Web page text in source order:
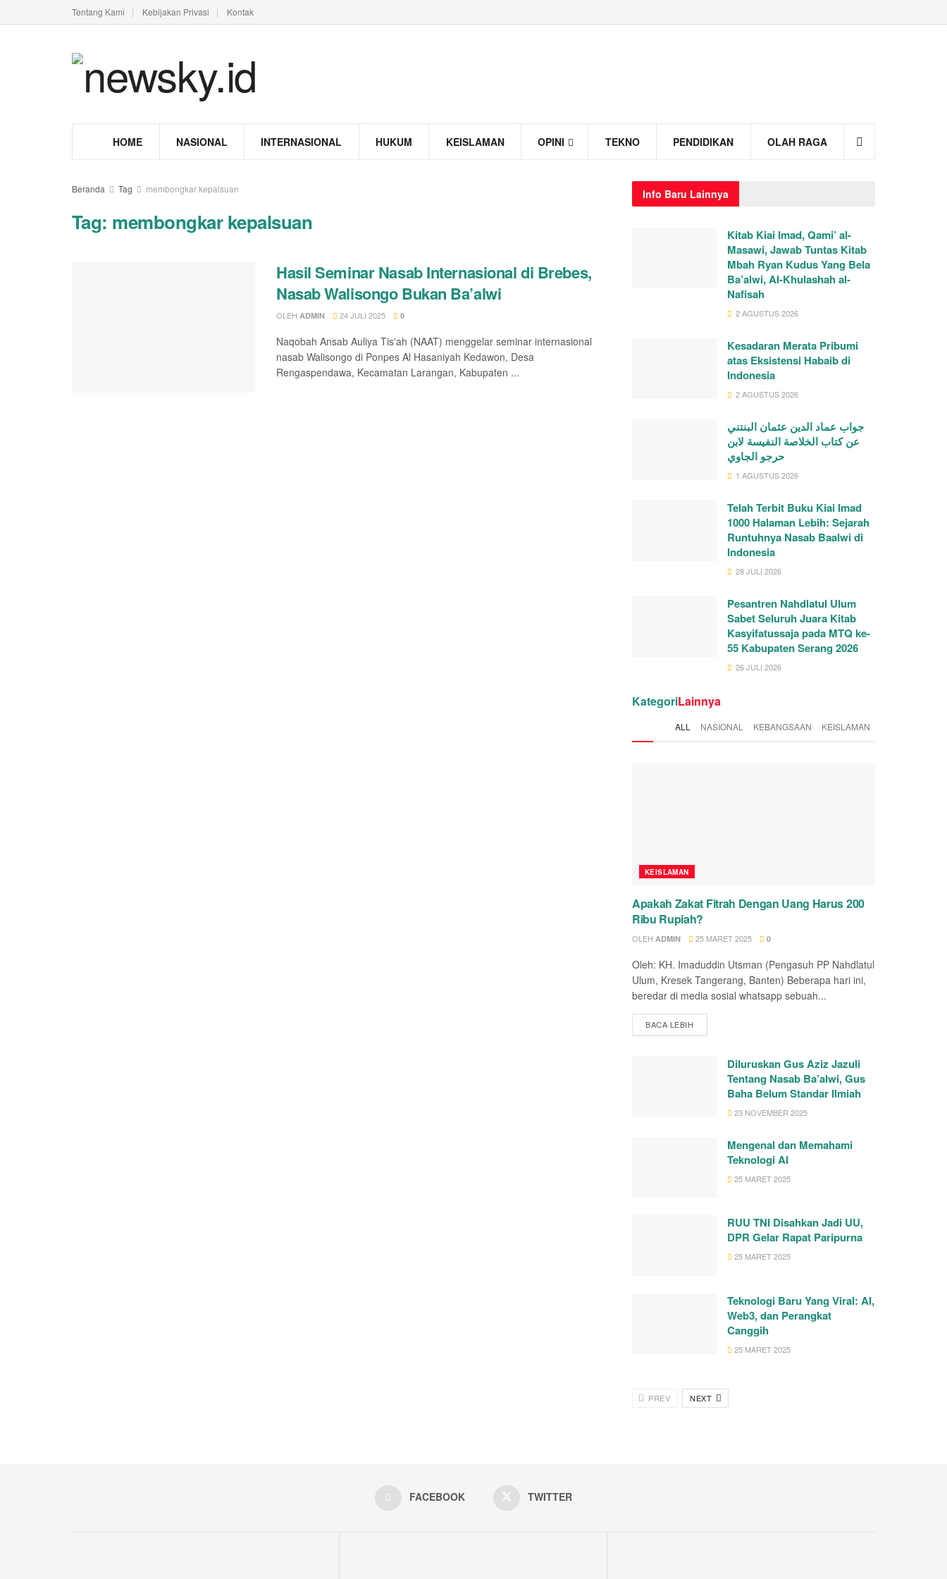
Tentang Kami Kebijakan Privasi Kontak
HOME NASIONAL INTERNASIONAL HUKUM KEISLAMAN OPINI TEKNO PENDIDIKAN OLAH RAGA
Beranda Tag membongkar kepalsuan
Tag: membongkar kepalsuan
Hasil Seminar Nasab Internasional di Brebes,
Nasab Walisongo Bukan Ba’alwi
OLEH ADMIN 24 JULI 2025 0
Naqobah Ansab Auliya Tis'ah (NAAT) menggelar seminar internasional
nasab Walisongo di Ponpes Al Hasaniyah Kedawon, Desa
Rengaspendawa, Kecamatan Larangan, Kabupaten ...
Info Baru Lainnya
Kitab Kiai Imad, Qami’ al-
Masawi, Jawab Tuntas Kitab
Mbah Ryan Kudus Yang Bela
Ba’alwi, Al-Khulashah al-
Nafisah
2 AGUSTUS 2026
Kesadaran Merata Pribumi
atas Eksistensi Habaib di
Indonesia
2 AGUSTUS 2026
جواب عماد الدين عثمان البنتني
عن كتاب الخلاصة النفيسة لابن
حرجو الجاوي
1 AGUSTUS 2026
Telah Terbit Buku Kiai Imad
1000 Halaman Lebih: Sejarah
Runtuhnya Nasab Baalwi di
Indonesia
28 JULI 2026
Pesantren Nahdlatul Ulum
Sabet Seluruh Juara Kitab
Kasyifatussaja pada MTQ ke-
55 Kabupaten Serang 2026
26 JULI 2026
KategoriLainnya
ALL NASIONAL KEBANGSAAN KEISLAMAN
KEISLAMAN
Apakah Zakat Fitrah Dengan Uang Harus 200
Ribu Rupiah?
OLEH ADMIN 25 MARET 2025 0
Oleh: KH. Imaduddin Utsman (Pengasuh PP Nahdlatul
Ulum, Kresek Tangerang, Banten) Beberapa hari ini,
beredar di media sosial whatsapp sebuah...
BACA LEBIH
Diluruskan Gus Aziz Jazuli
Tentang Nasab Ba’alwi, Gus
Baha Belum Standar Ilmiah
23 NOVEMBER 2025
Mengenal dan Memahami
Teknologi AI
25 MARET 2025
RUU TNI Disahkan Jadi UU,
DPR Gelar Rapat Paripurna
25 MARET 2025
Teknologi Baru Yang Viral: AI,
Web3, dan Perangkat
Canggih
25 MARET 2025
PREV NEXT
FACEBOOK TWITTER